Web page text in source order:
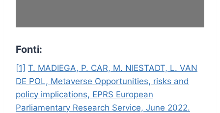
Fonti:
[1] T. MADIEGA, P. CAR, M. NIESTADT, L. VAN
DE POL, Metaverse Opportunities, risks and
policy implications, EPRS European
Parliamentary Research Service, June 2022.